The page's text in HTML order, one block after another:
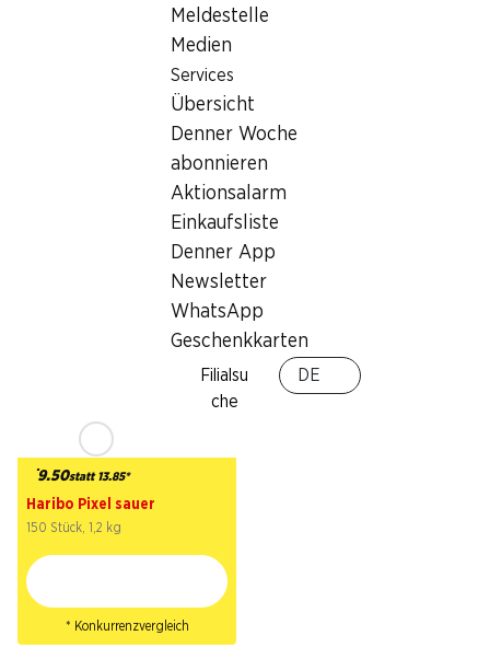
Meldestelle
Medien
Services
Übersicht
Denner Woche
abonnieren
Aktionsalarm
Einkaufsliste
Denner App
Newsletter
WhatsApp
Geschenkkarten
Filialsu
che
DE
Gusparo Croissants Cacao
9.50
Haribo Anaconda
30 Stück, 1,2 kg
31%
9.50statt 13.85*
Haribo Pixel sauer
150 Stück, 1,2 kg
* Konkurrenzvergleich